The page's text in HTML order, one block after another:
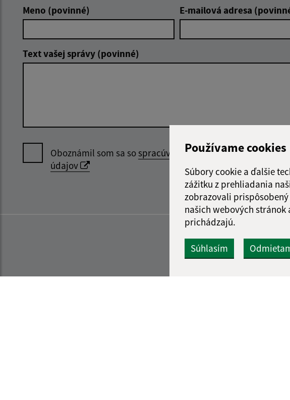
Používame cookies
Súbory cookie a ďalšie
zážitku z prehliadania
zobrazovali
našich webových
prichádzajú.
Súhlasím
Meno (povinné) E-mailová adresa
Text vašej správy (povinné)
Oboznámil som sa sospracúvaním osobných
údajov
Google